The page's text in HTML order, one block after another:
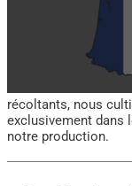
récoltants, nous
exclusivement dans
notre production.